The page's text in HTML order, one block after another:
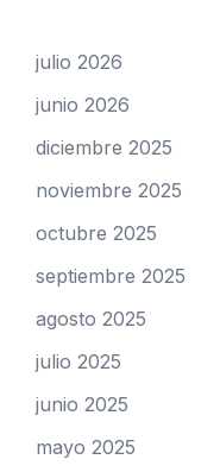
julio 2026
junio 2026
diciembre 2025
noviembre 2025
octubre 2025
septiembre 2025
agosto 2025
julio 2025
junio 2025
mayo 2025